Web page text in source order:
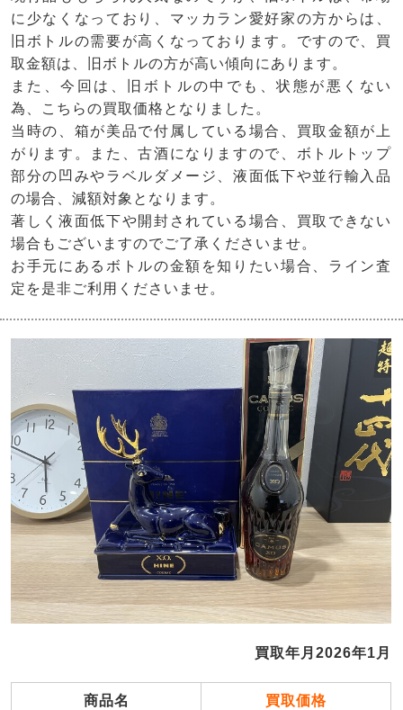
に少なくなっており、マッカラン愛好家の方からは、
旧ボトルの需要が高くなっております。ですので、買
取金額は、旧ボトルの方が高い傾向にあります。
また、今回は、旧ボトルの中でも、状態が悪くない
為、こちらの買取価格となりました。
当時の、箱が美品で付属している場合、買取金額が上
がります。また、古酒になりますので、ボトルトップ
部分の凹みやラベルダメージ、液面低下や並行輸入品
の場合、減額対象となります。
著しく液面低下や開封されている場合、買取できない
場合もございますのでご了承くださいませ。
お手元にあるボトルの金額を知りたい場合、ライン査
定を是非ご利用くださいませ。
買取年月2026年1月
商品名 買取価格